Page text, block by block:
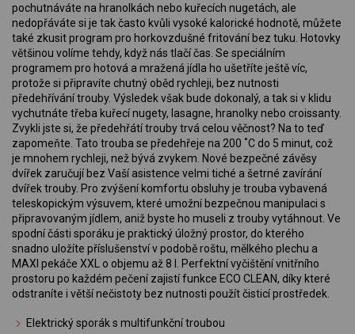
pochutnáváte na hranolkách nebo kuřecích nugetách, ale
nedopřáváte si je tak často kvůli vysoké kalorické hodnotě, můžete
také zkusit program pro horkovzdušné fritování bez tuku. Hotovky
většinou volíme tehdy, když nás tlačí čas. Se speciálním
programem pro hotová a mražená jídla ho ušetříte ještě víc,
protože si připravíte chutný oběd rychleji, bez nutnosti
předehřívání trouby. Výsledek však bude dokonalý, a tak si v klidu
vychutnáte třeba kuřecí nugety, lasagne, hranolky nebo croissanty.
Zvykli jste si, že předehřátí trouby trvá celou věčnost? Na to teď
zapomeňte. Tato trouba se předehřeje na 200 ˚C do 5 minut, což
je mnohem rychleji, než bývá zvykem. Nové bezpečné závěsy
dvířek zaručují bez Vaší asistence velmi tiché a šetrné zavírání
dvířek trouby. Pro zvýšení komfortu obsluhy je trouba vybavená
teleskopickým výsuvem, které umožní bezpečnou manipulaci s
připravovaným jídlem, aniž byste ho museli z trouby vytáhnout. Ve
spodní části sporáku je praktický úložný prostor, do kterého
snadno uložíte příslušenství v podobě roštu, mělkého plechu a
MAXI pekáče XXL o objemu až 8 l. Perfektní vyčištění vnitřního
prostoru po každém pečení zajistí funkce ECO CLEAN, díky které
odstraníte i větší nečistoty bez nutnosti použít čisticí prostředek.
Elektrický sporák s multifunkční troubou